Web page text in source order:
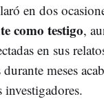
en dos
como testigo,
en sus
meses
investigadores.